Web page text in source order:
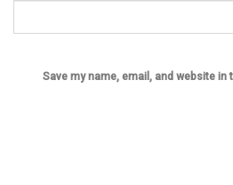
Save my name, email, and website in